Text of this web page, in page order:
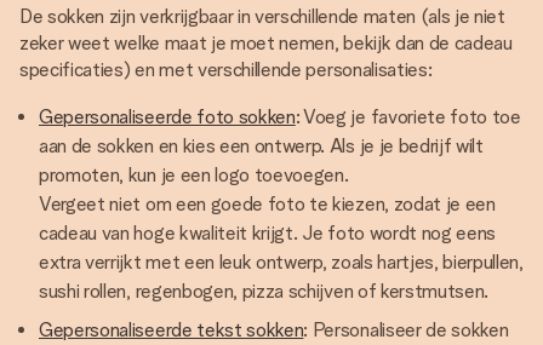
De sokken zijn verkrijgbaar in verschillende maten (als je niet
zeker weet welke maat je moet nemen, bekijk dan de cadeau
specificaties) en met verschillende personalisaties:
Gepersonaliseerde foto sokken: Voeg je favoriete foto toe
aan de sokken en kies een ontwerp. Als je je bedrijf wilt
promoten, kun je een logo toevoegen.
Vergeet niet om een goede foto te kiezen, zodat je een
cadeau van hoge kwaliteit krijgt. Je foto wordt nog eens
extra verrijkt met een leuk ontwerp, zoals hartjes, bierpullen,
sushi rollen, regenbogen, pizza schijven of kerstmutsen.
Gepersonaliseerde tekst sokken: Personaliseer de sokken